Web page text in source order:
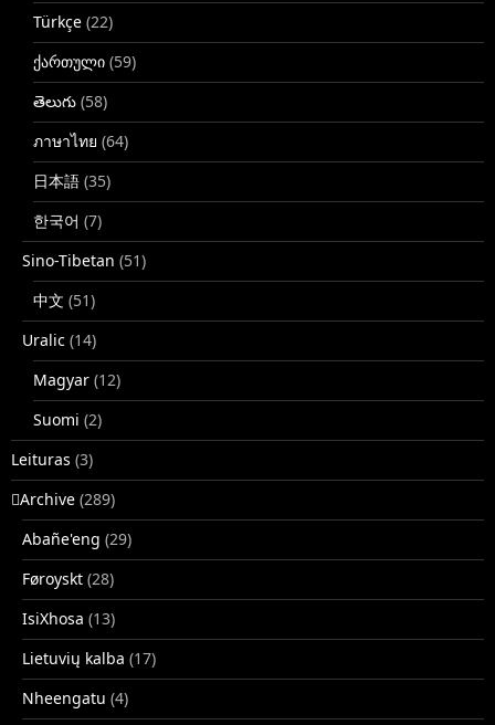
Türkçe (22)
ქართული (59)
తెలుగు (58)
ภาษาไทย (64)
日本語 (35)
한국어 (7)
Sino-Tibetan (51)
中文 (51)
Uralic (14)
Magyar (12)
Suomi (2)
Leituras (3)
􏿽Archive (289)
Abañe'eng (29)
Føroyskt (28)
IsiXhosa (13)
Lietuvių kalba (17)
Nheengatu (4)